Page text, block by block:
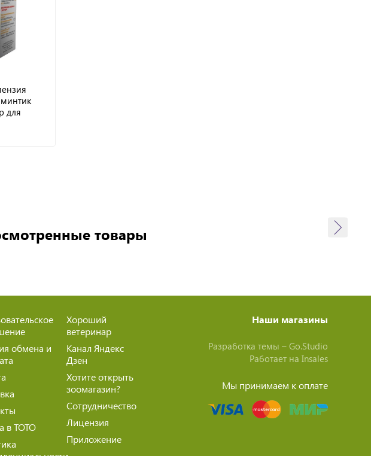
для
товары
обмена и
в ТОТО
Хороший
ветеринар
Канал Яндекс
Дзен
Хотите открыть
зоомагазин?
Сотрудничество
Лицензия
Приложение
Наши магазины
Разработка темы – Go.Studio
Работает на Insales
Мы принимаем к оплате